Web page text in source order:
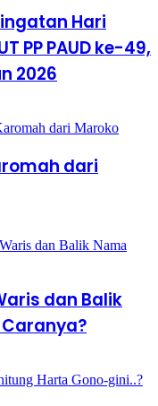
Hari
PP PAUD ke-49,
2026
dari
dan Balik